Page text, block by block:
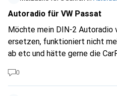
Autoradio für VW Passat
Möchte mein DIN-2 Autoradio
ersetzen, funktioniert nicht
ab etc und hätte gerne die CarPlay
kompatibel ist und was für
kaufen muss. Kann mir jemand
0